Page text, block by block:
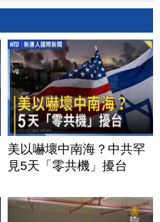
美以嚇壞中南海？中共罕
見5天「零共機」擾台